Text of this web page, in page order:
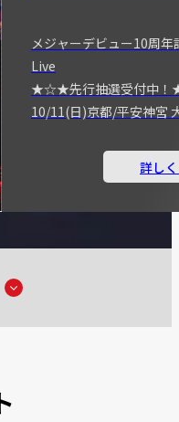
メジャーデビュー10周
Live
★☆★先行抽選受付中
10/11(日)京都/平安神宮
詳し